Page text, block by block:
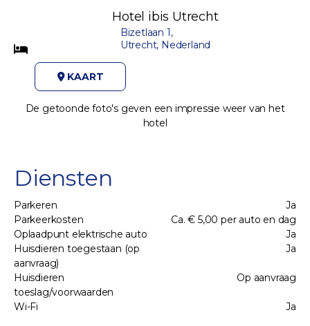
Hotel ibis Utrecht
Bizetlaan 1,
Utrecht, Nederland
KAART
De getoonde foto's geven een impressie weer van het
hotel
Diensten
Parkeren
Ja
Parkeerkosten
Ca. € 5,00 per auto en dag
Oplaadpunt elektrische auto
Ja
Huisdieren toegestaan (op
aanvraag)
Ja
Huisdieren
toeslag/voorwaarden
Op aanvraag
Wi-Fi Ja